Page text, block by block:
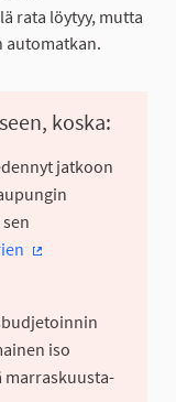
rata löytyy, mutta
automatkan.
koska:
jatkoon
iso
marraskuusta-